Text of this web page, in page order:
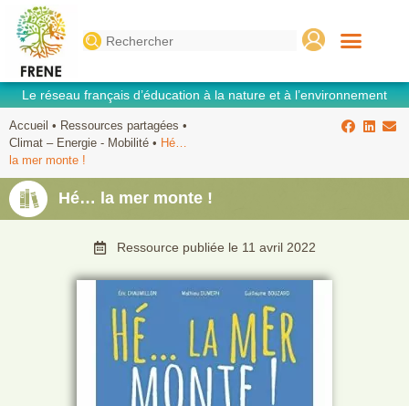
Search
for:
Le réseau français d’éducation à la nature et à l’environnement
Accueil • Ressources partagées •
Climat – Energie - Mobilité • Hé…
la mer monte !
Hé… la mer monte !
Ressource publiée le 11 avril 2022